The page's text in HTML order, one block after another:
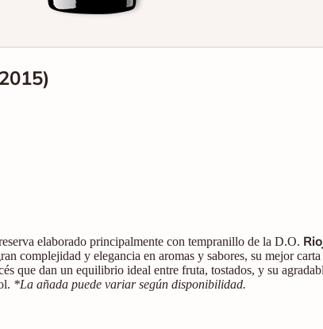
elaborado principalmente con tempranillo de la D.O.
complejidad y elegancia en aromas y sabores, su mejor
que dan un equilibrio ideal entre fruta, tostados, y su
*La añada puede variar según disponibilidad.